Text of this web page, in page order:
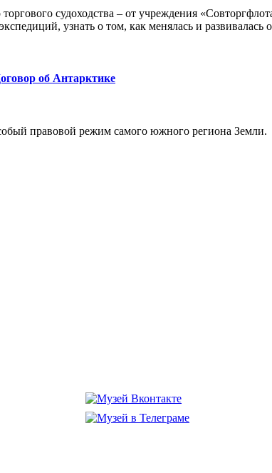
судоходства – от учреждения
узнать о том, как менялась и развивалась
об Антарктике
правовой режим самого южного региона Земли.